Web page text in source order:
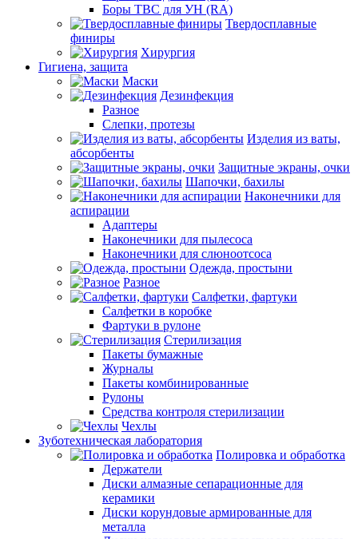
Боры ТВС для УН (RA)
Твердосплавные
финиры
Хирургия
Гигиена, защита
Маски
Дезинфекция
Разное
Слепки, протезы
Изделия из ваты,
абсорбенты
Защитные экраны, очки
Шапочки, бахилы
Наконечники для
аспирации
Адаптеры
Наконечники для пылесоса
Наконечники для слюноотсоса
Одежда, простыни
Разное
Салфетки, фартуки
Салфетки в коробке
Фартуки в рулоне
Стерилизация
Пакеты бумажные
Журналы
Пакеты комбинированные
Рулоны
Средства контроля стерилизации
Чехлы
Зуботехническая лаборатория
Полировка и обработка
Держатели
Диски алмазные сепарационные для
керамики
Диски корундовые армированные для
металла